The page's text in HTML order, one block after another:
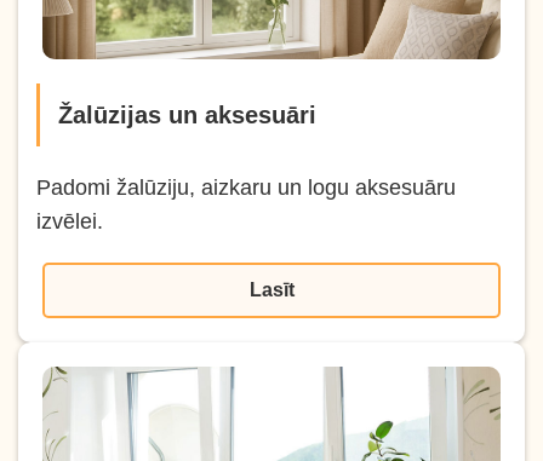
Žalūzijas un aksesuāri
Padomi žalūziju, aizkaru un logu aksesuāru
izvēlei.
Lasīt